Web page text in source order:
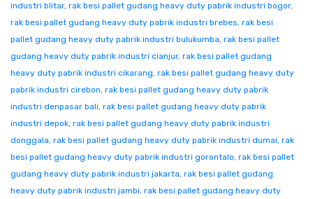
industri blitar, rak besi pallet gudang heavy duty pabrik industri bogor,
rak besi pallet gudang heavy duty pabrik industri brebes, rak besi
pallet gudang heavy duty pabrik industri bulukumba, rak besi pallet
gudang heavy duty pabrik industri cianjur, rak besi pallet gudang
heavy duty pabrik industri cikarang, rak besi pallet gudang heavy duty
pabrik industri cirebon, rak besi pallet gudang heavy duty pabrik
industri denpasar bali, rak besi pallet gudang heavy duty pabrik
industri depok, rak besi pallet gudang heavy duty pabrik industri
donggala, rak besi pallet gudang heavy duty pabrik industri dumai, rak
besi pallet gudang heavy duty pabrik industri gorontalo, rak besi pallet
gudang heavy duty pabrik industri jakarta, rak besi pallet gudang
heavy duty pabrik industri jambi, rak besi pallet gudang heavy duty